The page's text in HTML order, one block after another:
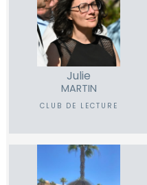
Julie
MARTIN
CLUB DE LECTURE